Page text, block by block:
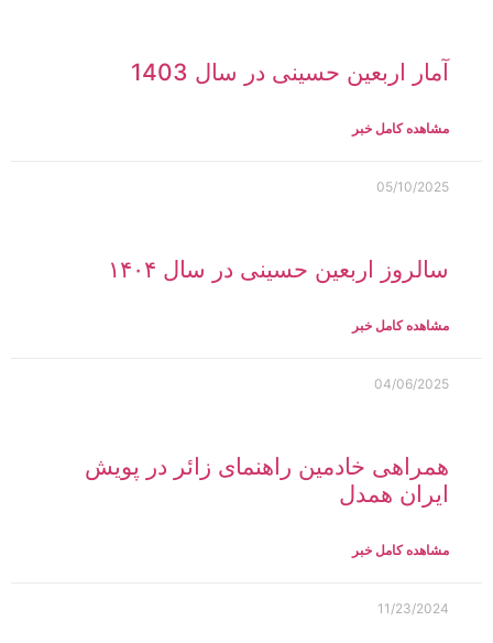
آمار اربعین حسینی در سال 1403
مشاهده کامل خبر
05/10/2025
سالروز اربعین حسینی در سال ۱۴۰۴
مشاهده کامل خبر
04/06/2025
همراهی خادمین راهنمای زائر در پویش
ایران همدل
مشاهده کامل خبر
11/23/2024